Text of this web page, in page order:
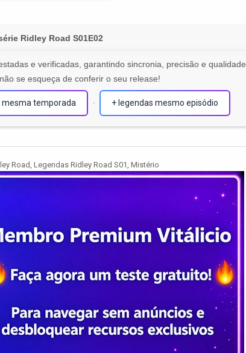
Ridley Road S01E02
e verificadas, garantindo sincronia, precisão e qualidade.
se esqueça de conferir o seu release!
mesma temporada · + legendas mesmo episódio
Road Legendas Ridley Road S01 Mistério